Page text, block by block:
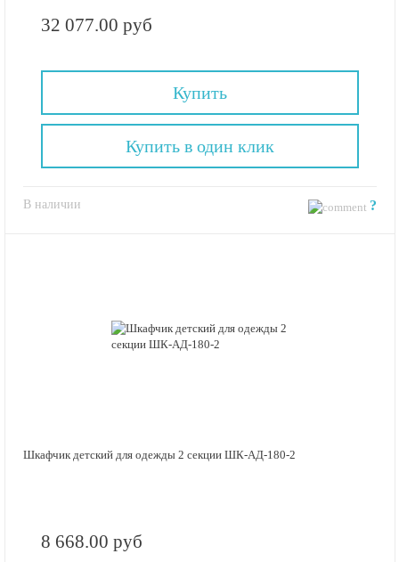
32 077.00 руб
Купить
В наличии ?
Купить в один клик
Шкафчик детский для одежды 2 секции ШК-АД-180-2
8 668.00 руб